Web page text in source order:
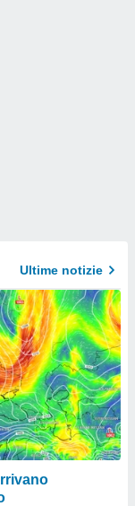
Ultime notizie